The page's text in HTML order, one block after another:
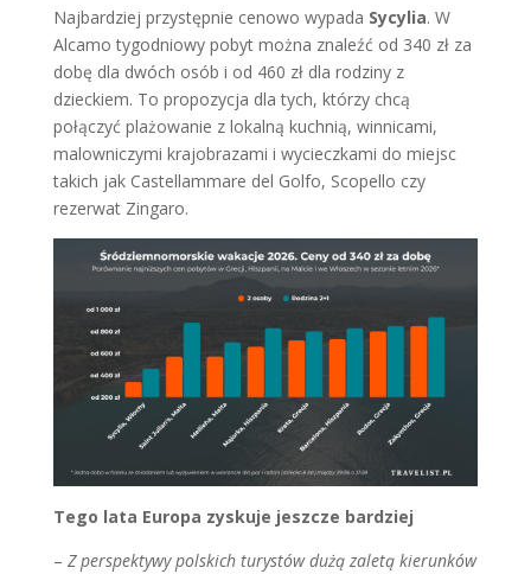
Najbardziej przystępnie cenowo wypada Sycylia. W
Alcamo tygodniowy pobyt można znaleźć od 340 zł za
dobę dla dwóch osób i od 460 zł dla rodziny z
dzieckiem. To propozycja dla tych, którzy chcą
połączyć plażowanie z lokalną kuchnią, winnicami,
malowniczymi krajobrazami i wycieczkami do miejsc
takich jak Castellammare del Golfo, Scopello czy
rezerwat Zingaro.
Tego lata Europa zyskuje jeszcze bardziej
– Z perspektywy polskich turystów dużą zaletą kierunków